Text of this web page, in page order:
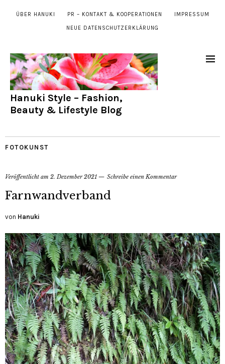
ÜBER HANUKI PR – KONTAKT & KOOPERATIONEN IMPRESSUM
NEUE DATENSCHUTZERKLÄRUNG
Hanuki Style – Fashion,
Beauty & Lifestyle Blog
FOTOKUNST
Veröffentlicht am 2. Dezember 2021 Schreibe einen Kommentar
Farnwandverband
von Hanuki